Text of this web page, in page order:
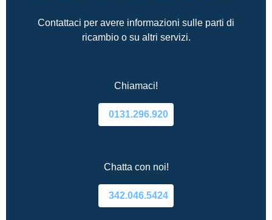
Contattaci per avere informazioni sulle parti di
ricambio o su altri servizi.
Chiamaci!
0131.296.920
Chatta con noi!
342.046.5424